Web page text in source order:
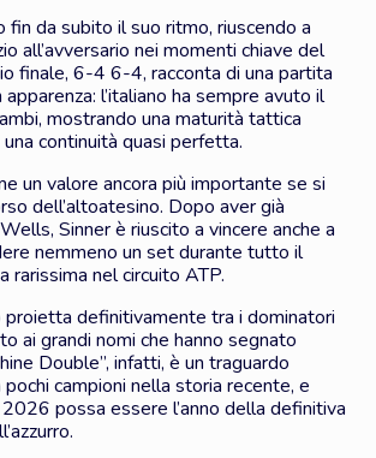
fin da subito il suo ritmo, riuscendo a
all’avversario nei momenti chiave del
finale, 6-4 6-4, racconta di una partita
l’italiano ha sempre avuto il
mostrando una maturità tattica
continuità quasi perfetta.
un valore ancora più importante se si
dell’altoatesino. Dopo aver già
Sinner è riuscito a vincere anche a
nemmeno un set durante tutto il
rarissima nel circuito ATP.
definitivamente tra i dominatori
ai grandi nomi che hanno segnato
Double”, infatti, è un traguardo
campioni nella storia recente, e
possa essere l’anno della definitiva